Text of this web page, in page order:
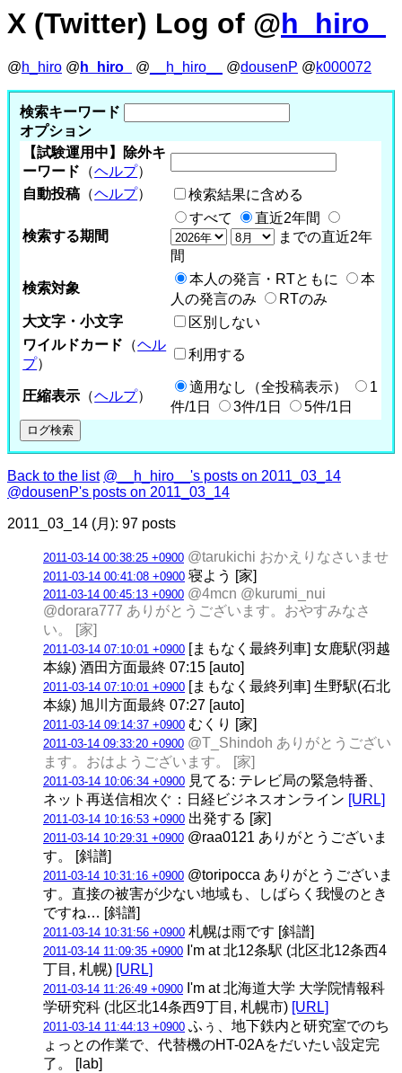
X (Twitter) Log of @h_hiro_
@h_hiro @ h_hiro_ @ __h_hiro__ @dousenP @k000072
検索キーワード
オプション
【試験運用中】除外キ
ーワード （ヘルプ）
自動投稿 （ヘルプ） 検索結果に含める
検索する期間
すべて
直近2年間
までの直近2年
間
検索対象
本人の発言・RTともに
本
人の発言のみ
RTのみ
大文字・小文字
区別しない
ワイルドカード （ヘル
プ）
利用する
圧縮表示 （ヘルプ）
適用なし（全投稿表示）
1
件/1日
3件/1日 5件/1日
Back to the list @__h_hiro__'s posts on 2011_03_14
@dousenP's posts on 2011_03_14
2011_03_14 (月): 97 posts
2011-03-14 00:38:25 +0900 @tarukichi おかえりなさいませ
2011-03-14 00:41:08 +0900 寝よう [家]
2011-03-14 00:45:13 +0900 @4mcn @kurumi_nui
@dorara777 ありがとうございます。おやすみなさ
い。 [家]
2011-03-14 07:10:01 +0900 [まもなく最終列車] 女鹿駅(羽越
本線) 酒田方面最終 07:15 [auto]
2011-03-14 07:10:01 +0900 [まもなく最終列車] 生野駅(石北
本線) 旭川方面最終 07:27 [auto]
2011-03-14 09:14:37 +0900 むくり [家]
2011-03-14 09:33:20 +0900 @T_Shindoh ありがとうござい
ます。おはようございます。 [家]
2011-03-14 10:06:34 +0900 見てる: テレビ局の緊急特番、
ネット再送信相次ぐ：日経ビジネスオンライン [URL]
2011-03-14 10:16:53 +0900 出発する [家]
2011-03-14 10:29:31 +0900 @raa0121 ありがとうございま
す。 [斜譜]
2011-03-14 10:31:16 +0900 @toripocca ありがとうございま
す。直接の被害が少ない地域も、しばらく我慢のとき
ですね… [斜譜]
2011-03-14 10:31:56 +0900 札幌は雨です [斜譜]
2011-03-14 11:09:35 +0900 I'm at 北12条駅 (北区北12条西4
丁目, 札幌) [URL]
2011-03-14 11:26:49 +0900 I'm at 北海道大学 大学院情報科
学研究科 (北区北14条西9丁目, 札幌市) [URL]
2011-03-14 11:44:13 +0900 ふぅ、地下鉄内と研究室でのち
ょっとの作業で、代替機のHT-02Aをだいたい設定完
了。 [lab]